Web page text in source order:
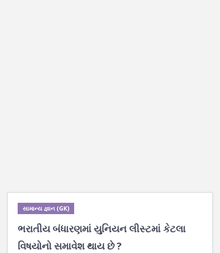
સામાન્ય જ્ઞાન (GK)
ભરાતીય બંધારણમાં યુનિયન લીસ્ટમાં કેટલા
વિષયોનો સમાવેશ થાય છે ?